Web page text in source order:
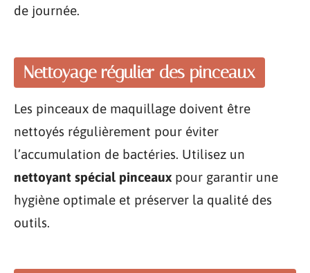
de journée.
Nettoyage régulier des pinceaux
Les pinceaux de maquillage doivent être
nettoyés régulièrement pour éviter
l’accumulation de bactéries. Utilisez un
nettoyant spécial pinceaux pour garantir une
hygiène optimale et préserver la qualité des
outils.